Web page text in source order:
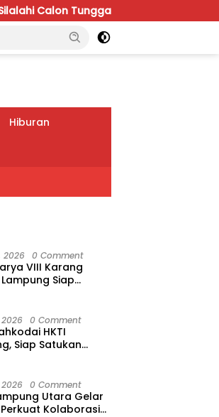
Tunggal APBD Perubahan
Hiburan
Tegur Kebisingan, Keluarga
2026 0 Comment
VIII Karang
Siap
0 Comment
HKTI
Siap Satukan
0 Comment
Utara Gelar
Kolaborasi